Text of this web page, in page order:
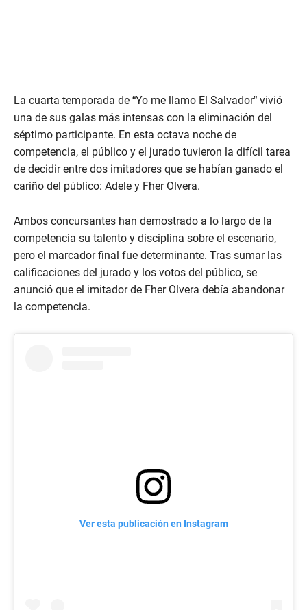
La cuarta temporada de “Yo me llamo El Salvador” vivió
una de sus galas más intensas con la eliminación del
séptimo participante. En esta octava noche de
competencia, el público y el jurado tuvieron la difícil tarea
de decidir entre dos imitadores que se habían ganado el
cariño del público: Adele y Fher Olvera.
Ambos concursantes han demostrado a lo largo de la
competencia su talento y disciplina sobre el escenario,
pero el marcador final fue determinante. Tras sumar las
calificaciones del jurado y los votos del público, se
anunció que el imitador de Fher Olvera debía abandonar
la competencia.
Ver esta publicación en Instagram